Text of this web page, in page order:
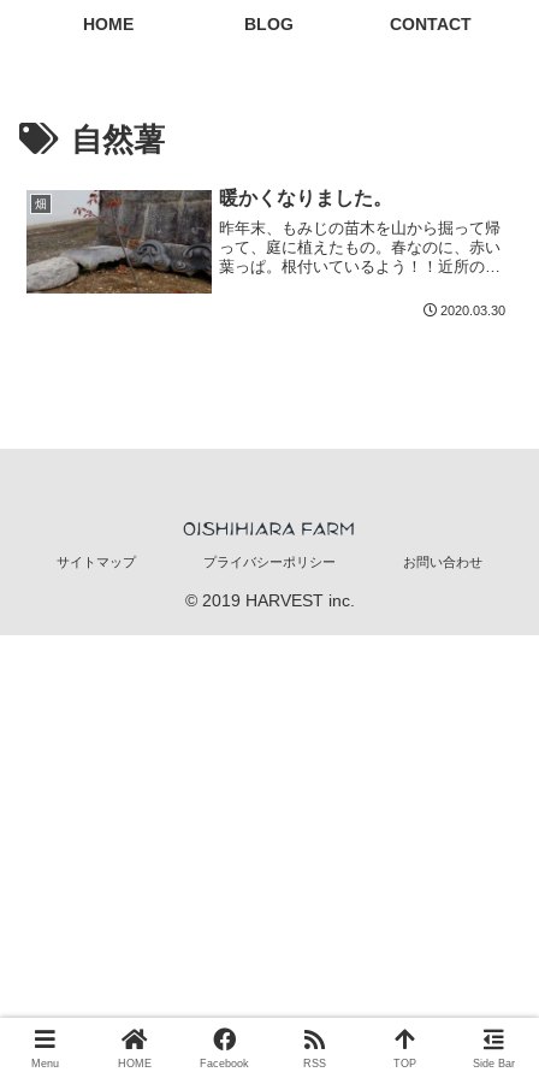
HOME BLOG CONTACT
自然薯
畑 暖かくなりました。
昨年末、もみじの苗木を山から掘って帰
って、庭に植えたもの。春なのに、赤い
葉っぱ。根付いているよう！！近所の老
2020.03.30
サイトマップ プライバシーポリシー お問い合わせ
© 2019 HARVEST inc.
Menu HOME Facebook RSS TOP Side Bar